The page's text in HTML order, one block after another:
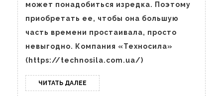
может понадобиться изредка. Поэтому
приобретать ее, чтобы она большую
часть времени простаивала, просто
невыгодно. Компания «Техносила»
(https://technosila.com.ua/)
ЧИТАТЬ ДАЛЕЕ ЧИТАТЬ
ДАЛЕЕ